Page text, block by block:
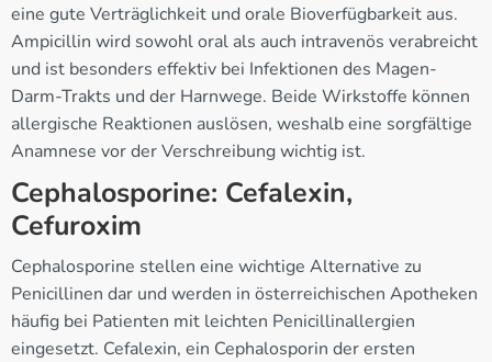
eine gute Verträglichkeit und orale Bioverfügbarkeit aus.
Ampicillin wird sowohl oral als auch intravenös verabreicht
und ist besonders effektiv bei Infektionen des Magen-
Darm-Trakts und der Harnwege. Beide Wirkstoffe können
allergische Reaktionen auslösen, weshalb eine sorgfältige
Anamnese vor der Verschreibung wichtig ist.
Cephalosporine: Cefalexin,
Cefuroxim
Cephalosporine stellen eine wichtige Alternative zu
Penicillinen dar und werden in österreichischen Apotheken
häufig bei Patienten mit leichten Penicillinallergien
eingesetzt. Cefalexin, ein Cephalosporin der ersten